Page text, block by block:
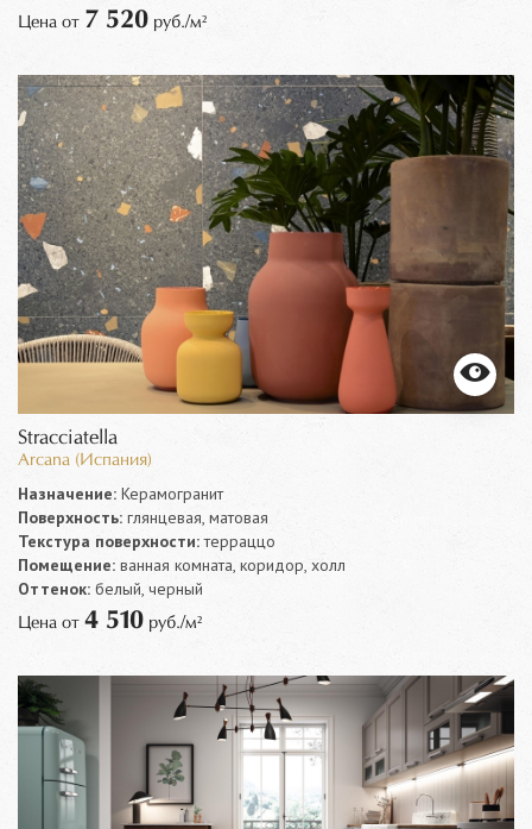
Цена от 7 520 руб./м²
Stracciatella
Arcana (Испания)
Назначение: Керамогранит
Поверхность: глянцевая, матовая
Текстура поверхности:терраццо
Помещение: ванная комната, коридор, холл
Оттенок: белый, черный
Цена от 4 510 руб./м²